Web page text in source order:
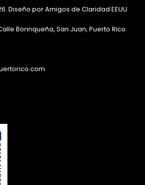
Diseño por Amigos de Claridad EEUU.
Borinqueña, San Juan, Puerto Rico